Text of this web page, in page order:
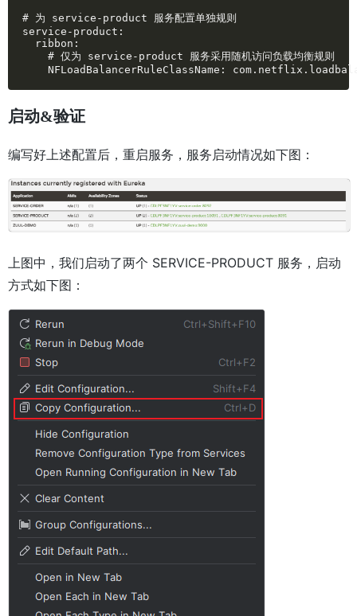
# 为 service-product 服务配置单独规则
service-product:
ribbon:
# 仅为 service-product 服务采用随机访问负载均衡规则
NFLoadBalancerRuleClassName:
启动&验证
编写好上述配置后，重启服务，服务启动情况如下图：
上图中，我们启动了两个 SERVICE-PRODUCT 服务，启动
方式如下图：